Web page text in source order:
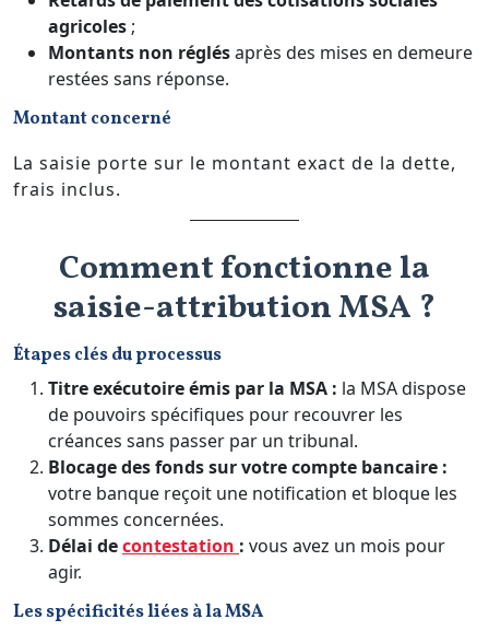
agricoles ;
Montants non réglésaprès des mises en demeure
restées sans réponse.
Montant concerné
La saisie porte sur le montant exact de la dette,
frais inclus.
Comment fonctionne la
saisie-attribution MSA ?
Étapes clés du processus
Titre exécutoire émis par la MSA : la MSA dispose
de pouvoirs spécifiques pour recouvrer les
créances sans passer par un tribunal.
Blocage des fonds sur votre compte bancaire :
votre banque reçoit une notification et bloque les
sommes concernées.
Délai decontestation : vous avez un mois pour
agir.
Les spécificités liées à la MSA